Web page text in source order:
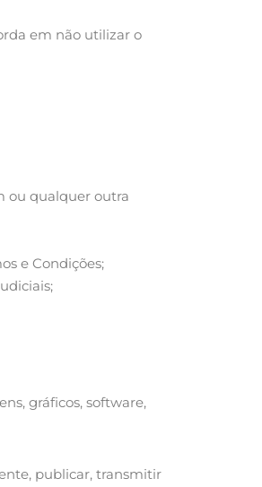
em não utilizar o
ou qualquer outra
e Condições;
gráficos, software,
publicar, transmitir